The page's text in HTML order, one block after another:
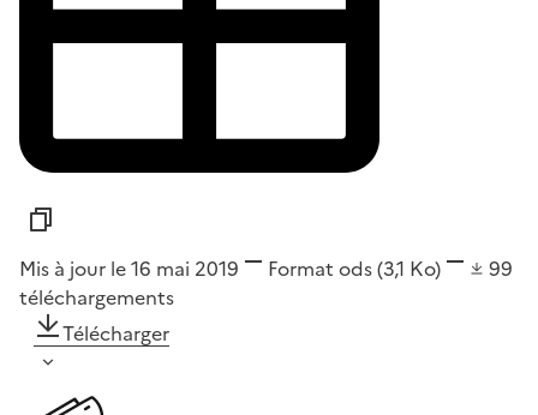
Mis à jour le 16 mai 2019 Format ods(3,1 Ko)
99
téléchargements
Télécharger